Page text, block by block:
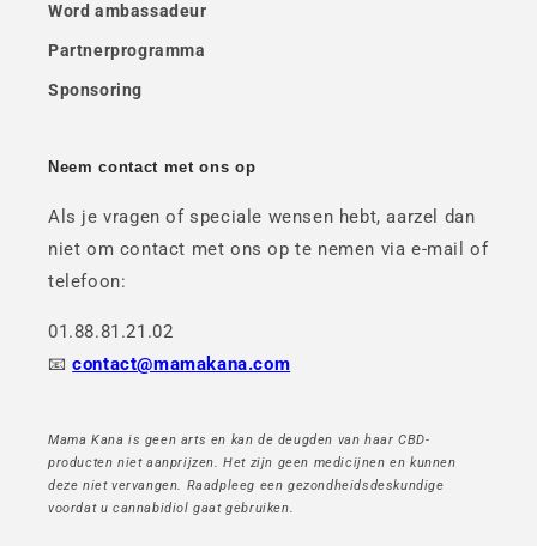
Word ambassadeur
Partnerprogramma
Sponsoring
Neem contact met ons op
Als je vragen of speciale wensen hebt, aarzel dan
niet om contact met ons op te nemen via e-mail of
telefoon:
01.88.81.21.02
📧contact@mamakana.com
Mama Kana is geen arts en kan de deugden van haar CBD-
producten niet aanprijzen. Het zijn geen medicijnen en kunnen
deze niet vervangen. Raadpleeg een gezondheidsdeskundige
voordat u cannabidiol gaat gebruiken.